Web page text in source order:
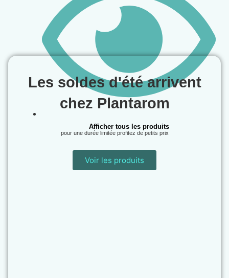
Afficher tous les produits
Les soldes d'été arrivent
chez Plantarom
pour une durée limitée profitez de petits prix
Voir les produits